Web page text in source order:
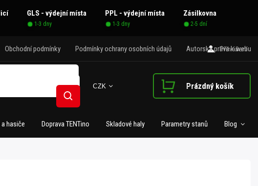
GLS - výdejní místa PPL - výdejní místa Zásilkovna
1-3 dny 1-3 dny 2-5 dní
Obchodní podmínky Podmínky ochrany osobních údajů Autorská práva k webu
CZK
Přihlášení
Hledat
Nákupní košíkPrázdný košík
hasiče Doprava TENTino Skladové haly Parametry stanů Blog